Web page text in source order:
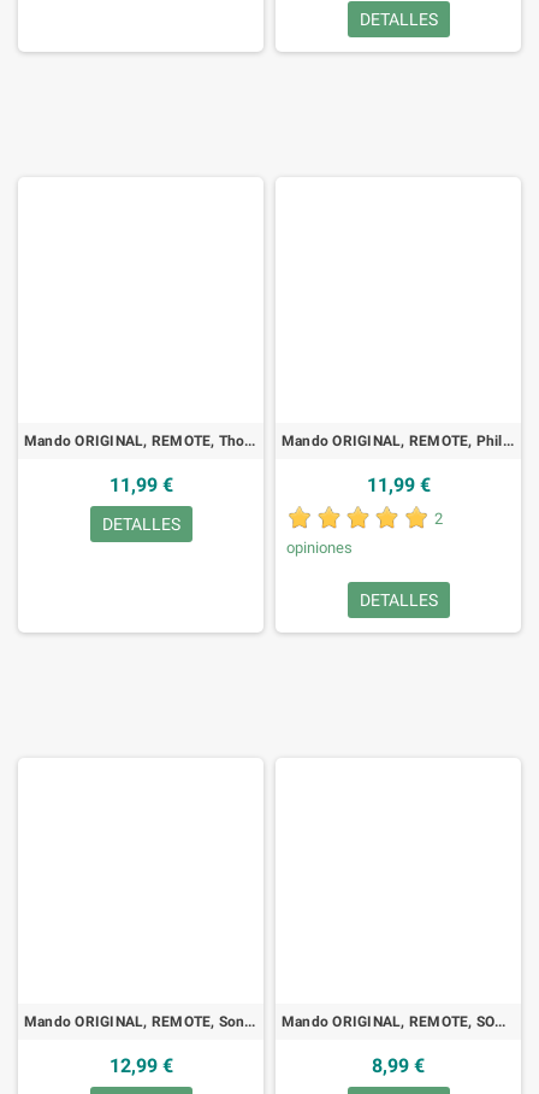
DETALLES
Mando ORIGINAL, REMOTE, Thomson, RC1113022, TV, LED
11,99 €
DETALLES
Mando ORIGINAL, REMOTE, Philips - RT 760.104, VCR
11,99 €
2
opiniones
DETALLES
Mando ORIGINAL, REMOTE, Sony, RMT-D205P, DVD
12,99 €
Mando ORIGINAL, REMOTE, SONY, RM-GP5U, PC, Vaio
8,99 €